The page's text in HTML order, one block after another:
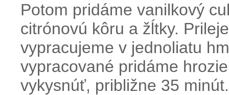
Potom pridáme vanilkový
citrónovú kôru a žĺtky.
vypracujeme v jednoliatu
vypracované pridáme
vykysnúť, približne 35 minút.